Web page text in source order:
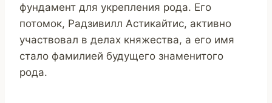
фундамент для укрепления рода. Его
потомок, Радзивилл Астикайтис, активно
участвовал в делах княжества, а его имя
стало фамилией будущего знаменитого
рода.